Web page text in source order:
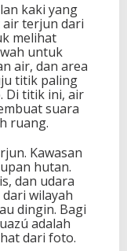
kaki yang
air terjun dari
melihat
untuk
air, dan area
titik paling
Di titik ini, air
suara
ruang.
Kawasan
hutan.
dan udara
wilayah
dingin. Bagi
adalah
dari foto.